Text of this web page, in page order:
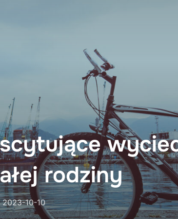
rodziny
Posted
on
2023-10-10